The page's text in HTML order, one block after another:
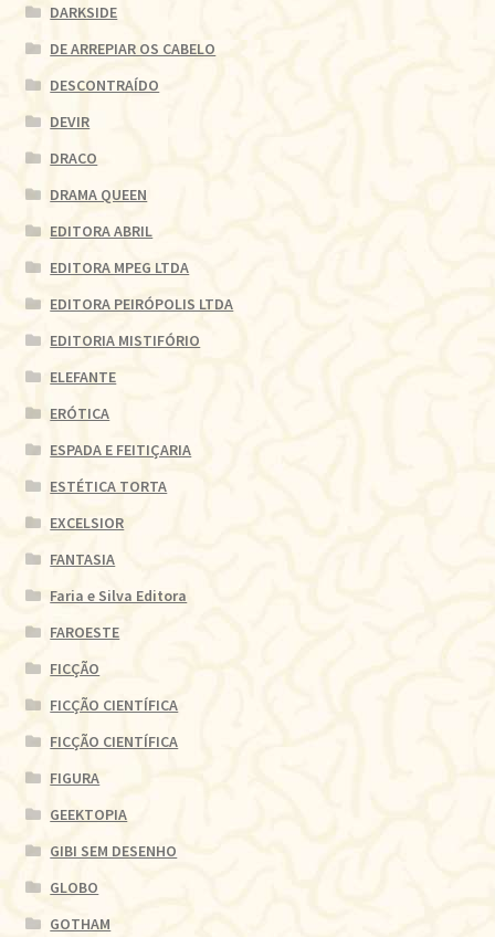
DARKSIDE
DE ARREPIAR OS CABELO
DESCONTRAÍDO
DEVIR
DRACO
DRAMA QUEEN
EDITORA ABRIL
EDITORA MPEG LTDA
EDITORA PEIRÓPOLIS LTDA
EDITORIA MISTIFÓRIO
ELEFANTE
ERÓTICA
ESPADA E FEITIÇARIA
ESTÉTICA TORTA
EXCELSIOR
FANTASIA
Faria e Silva Editora
FAROESTE
FICÇÃO
FICÇÃO CIENTÍFICA
FICÇÃO CIENTÍFICA
FIGURA
GEEKTOPIA
GIBI SEM DESENHO
GLOBO
GOTHAM